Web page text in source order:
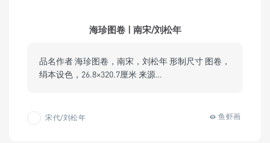
海珍图卷 | 南宋/刘松年
品名作者 海珍图卷，南宋，刘松年 形制尺寸 图卷，
绢本设色，26.8×320.7厘米 来源…
宋代/刘松年 鱼虾画